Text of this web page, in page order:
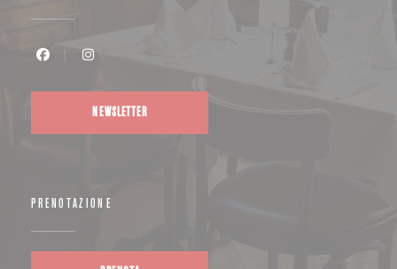
NEWSLETTER
PRENOTAZIONE